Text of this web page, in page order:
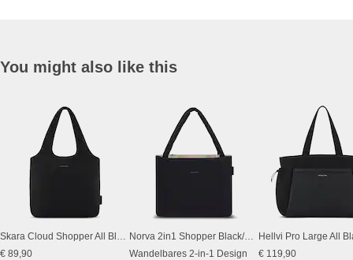
You might also like this
Skara Cloud Shopper All Black
€ 89,90
Norva 2in1 Shopper Black/Sand
Wandelbares 2-in-1 Design
Hellvi Pro Large All
€ 119,90